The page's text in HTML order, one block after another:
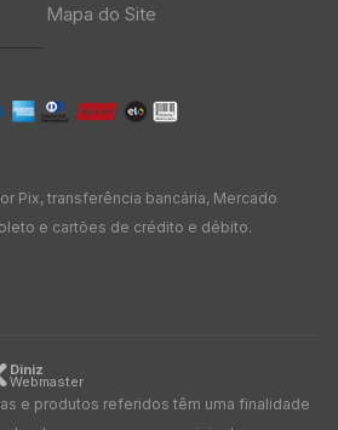
Mapa do Site
Pix, transferência bancária, Mercado
e cartões de crédito e débito.
Diniz
Webmaster
e produtos referidos têm uma finalidade